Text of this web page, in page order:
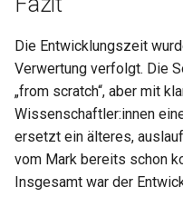
Die Entwicklungszeit
Verwertung verfolgt. Die
„from scratch“, aber mit
Wissenschaftler:innen
ersetzt ein älteres,
vom Mark bereits schon
Insgesamt war der